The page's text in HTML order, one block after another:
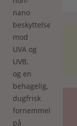
nano
beskyttelse
mod
UVA og
UVB,
og en
behagelig,
dugfrisk
fornemmelse
på